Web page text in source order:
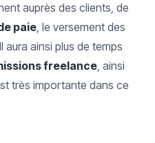
auprès des clients, de
paie, le versement des
aura ainsi plus de temps
freelance, ainsi
très importante dans ce